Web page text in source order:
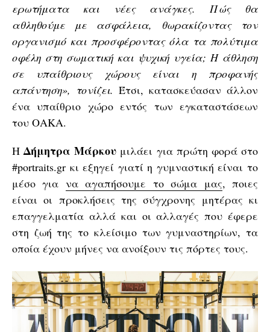
ερωτήματα και νέες ανάγκες. Πώς θα
αθληθούμε με ασφάλεια, θωρακίζοντας τον
οργανισμό και προσφέροντας όλα τα πολύτιμα
οφέλη στη σωματική και ψυχική υγεία; Η άθληση
σε υπαίθριους χώρους είναι η προφανής
απάντηση», τονίζει. Έτσι, κατασκεύασαν άλλον
ένα υπαίθριο χώρο εντός των εγκαταστάσεων
του ΟΑΚΑ.
HΔήμητρα Μάρκου μιλάει για πρώτη φορά στο
#portraits.gr κι εξηγεί γιατί η γυμναστική είναι το
μέσο για να αγαπήσουμε το σώμα μας, ποιες
είναι οι προκλήσεις της σύγχρονης μητέρας κι
επαγγελματία αλλά και οι αλλαγές που έφερε
στη ζωή της το κλείσιμο των γυμναστηρίων, τα
οποία έχουν μήνες να ανοίξουν τις πόρτες τους.